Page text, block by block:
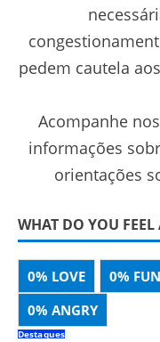
pedem cautela
Acompanhe
informações
orientações
WHAT DO YOU
0% LOVE 0%
0% ANGRY
Destaques